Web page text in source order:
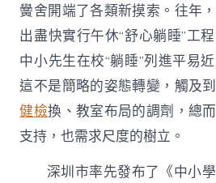
黌舍開端了各類新摸索。往年
出盡快實行午休“舒心躺睡”工
中小先生在校“躺睡”列進平易
這不是簡略的姿態轉變，觸及
健檢換、教室布局的調劑，總
支持，也需求尺度的樹立。
深圳市率先發布了《中小